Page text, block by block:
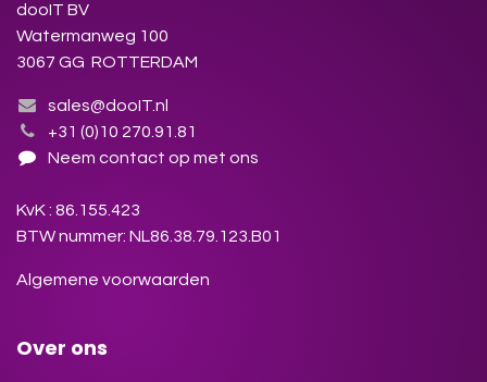
dooIT BV
Watermanweg 100
3067 GG ROTTERDAM
sales@dooIT.nl
+31 (0)10 270.91.81
Neem contact op met ons
KvK : 86.155.423
BTW nummer: NL86.38.79.123.B01
Algemene voorwaarden
Over ons